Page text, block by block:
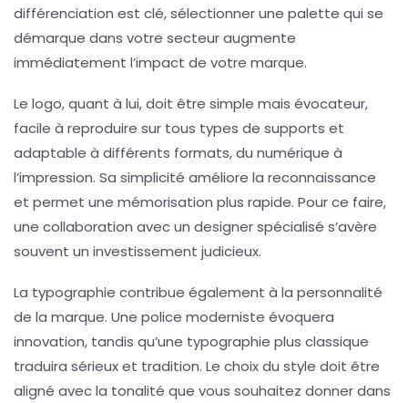
différenciation est clé, sélectionner une palette qui se
démarque dans votre secteur augmente
immédiatement l’impact de votre marque.
Le logo, quant à lui, doit être simple mais évocateur,
facile à reproduire sur tous types de supports et
adaptable à différents formats, du numérique à
l’impression. Sa simplicité améliore la reconnaissance
et permet une mémorisation plus rapide. Pour ce faire,
une collaboration avec un designer spécialisé s’avère
souvent un investissement judicieux.
La typographie contribue également à la personnalité
de la marque. Une police moderniste évoquera
innovation, tandis qu’une typographie plus classique
traduira sérieux et tradition. Le choix du style doit être
aligné avec la tonalité que vous souhaitez donner dans